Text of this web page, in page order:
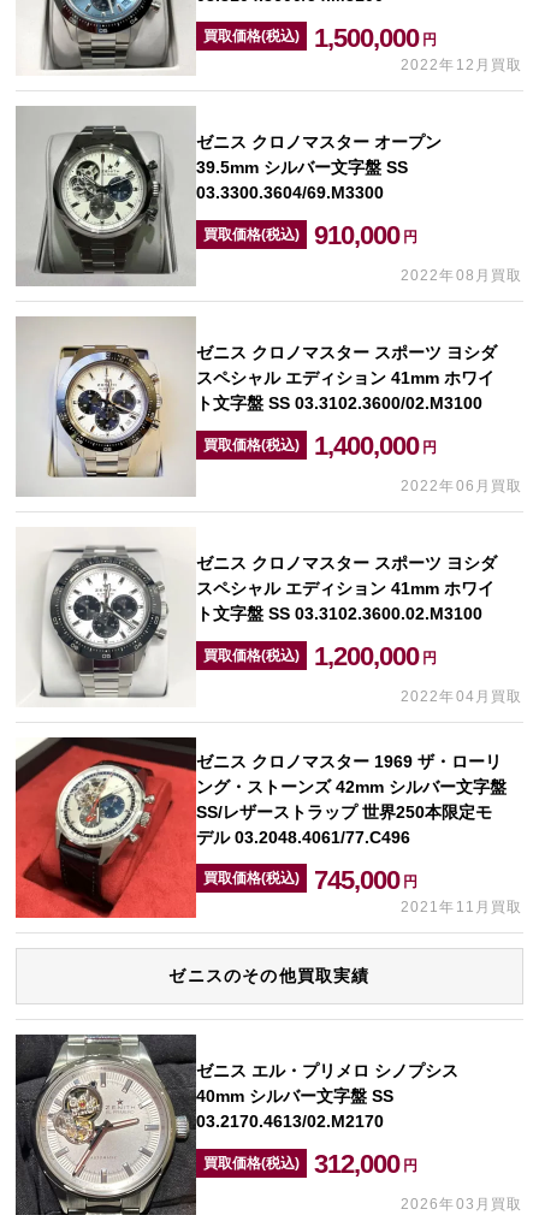
買取価格(税込) 1,500,000 円
2022年12月買取
ゼニス クロノマスター オープン
39.5mm シルバー文字盤 SS
03.3300.3604/69.M3300
買取価格(税込) 910,000 円
2022年08月買取
ゼニス クロノマスター スポーツ ヨシダ
スペシャル エディション 41mm ホワイ
ト文字盤 SS 03.3102.3600/02.M3100
買取価格(税込) 1,400,000 円
2022年06月買取
ゼニス クロノマスター スポーツ ヨシダ
スペシャル エディション 41mm ホワイ
ト文字盤 SS 03.3102.3600.02.M3100
買取価格(税込) 1,200,000 円
2022年04月買取
ゼニス クロノマスター 1969 ザ・ローリ
ング・ストーンズ 42mm シルバー文字盤
SS/レザーストラップ 世界250本限定モ
デル 03.2048.4061/77.C496
買取価格(税込) 745,000 円
2021年11月買取
ゼニスのその他買取実績
ゼニス エル・プリメロ シノプシス
40mm シルバー文字盤 SS
03.2170.4613/02.M2170
買取価格(税込) 312,000 円
2026年03月買取